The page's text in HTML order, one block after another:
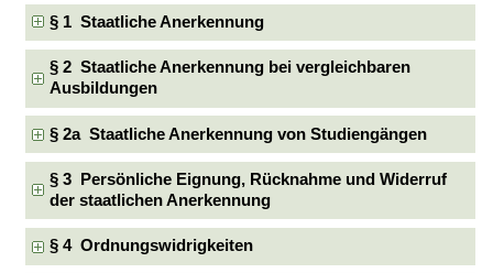
§ 1 Staatliche Anerkennung
§ 2 Staatliche Anerkennung bei vergleichbaren
Ausbildungen
§ 2a Staatliche Anerkennung von Studiengängen
§ 3 Persönliche Eignung, Rücknahme und Widerruf
der staatlichen Anerkennung
§ 4 Ordnungswidrigkeiten